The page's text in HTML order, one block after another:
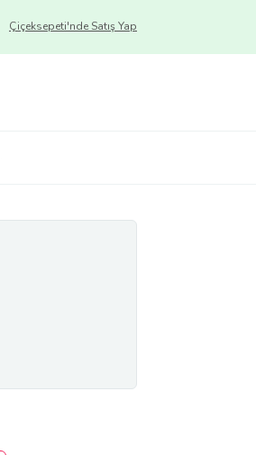
Çiçeksepeti'nde Satış Yap